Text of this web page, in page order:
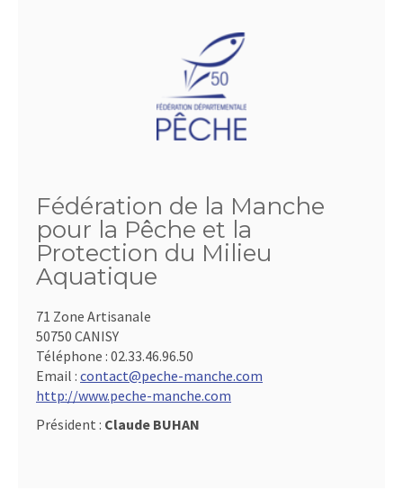
Fédération de la Manche
pour la Pêche et la
Protection du Milieu
Aquatique
71 Zone Artisanale
50750 CANISY
Téléphone : 02.33.46.96.50
Email : contact@peche-manche.com
http://www.peche-manche.com
Président : Claude BUHAN